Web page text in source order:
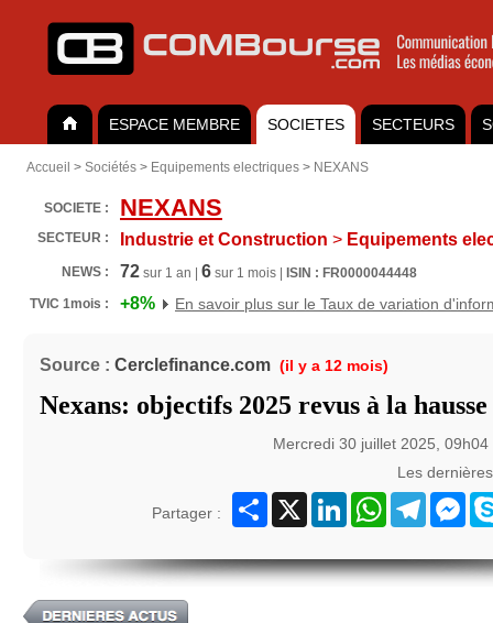
ESPACE MEMBRE SOCIETES SECTEURS
Accueil > Sociétés > Equipements electriques > NEXANS
SOCIETE : NEXANS
SECTEUR : Industrie et Construction > Equipements
NEWS : 72 sur 1 an | 6 sur 1 mois |
ISIN : FR0000044448
TVIC 1mois :
+8% En savoir plus sur le Taux de variation
Source : Cerclefinance.com (il y a 12 mois)
Nexans: objectifs 2025 revus à la hausse
Mercredi 30 juillet 2025,
Les
Partager :
Partager
X LinkedInWhatsAppTelegram